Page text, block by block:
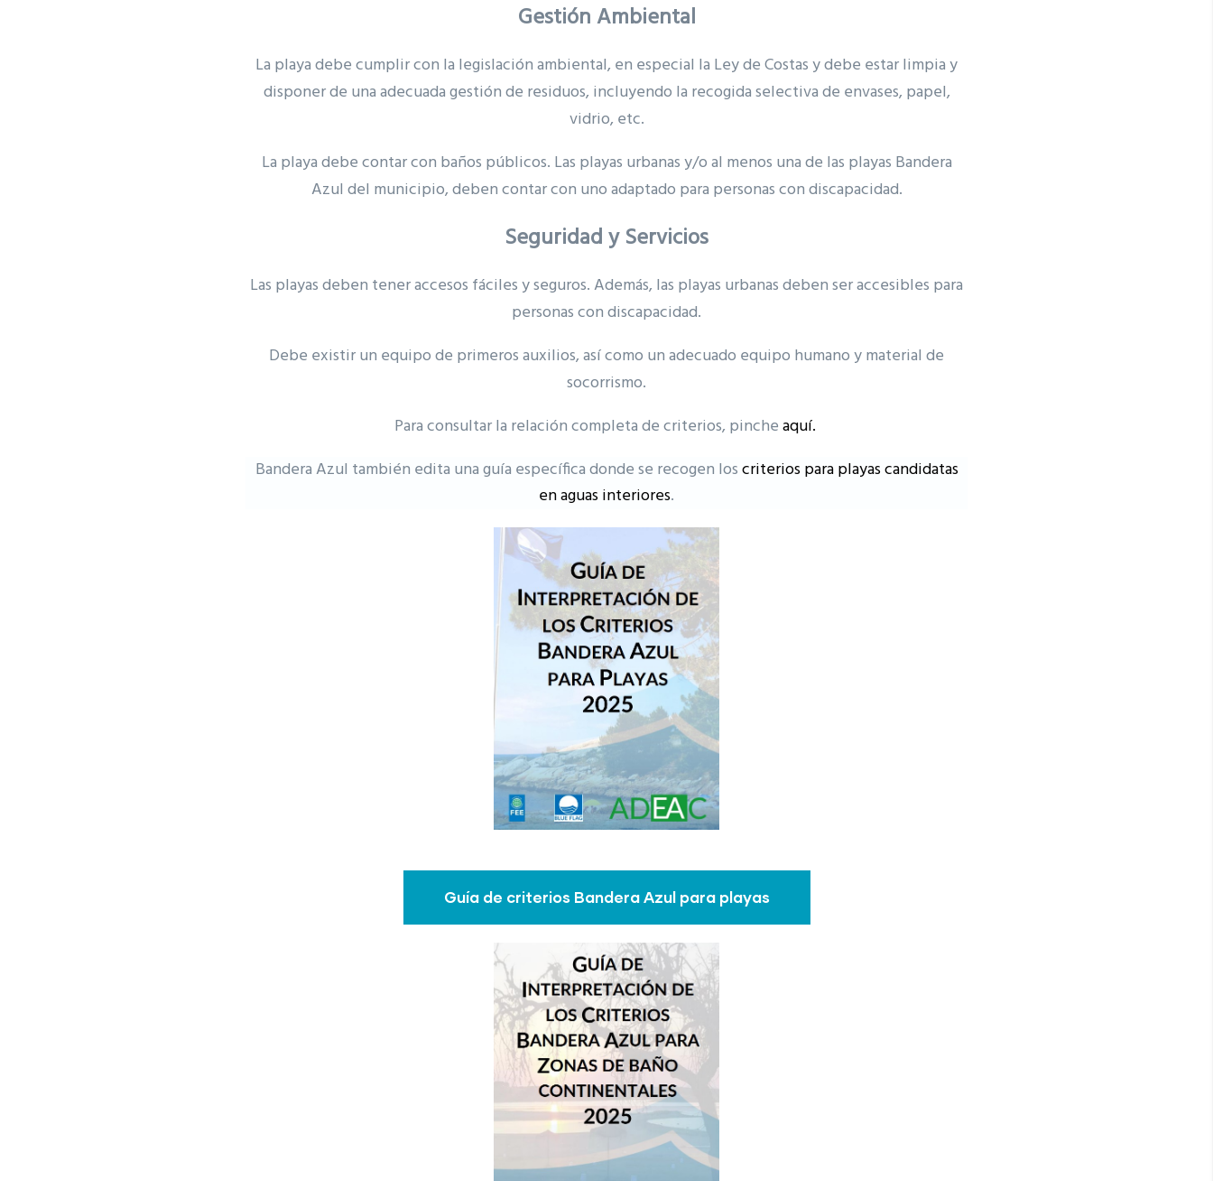
Gestión Ambiental
La playa debe cumplir con la legislación ambiental, en especial la Ley de Costas y debe estar limpia y
disponer de una adecuada gestión de residuos, incluyendo la recogida selectiva de envases, papel,
vidrio, etc.
La playa debe contar con baños públicos. Las playas urbanas y/o al menos una de las playas Bandera
Azul del municipio, deben contar con uno adaptado para personas con discapacidad.
Seguridad y Servicios
Las playas deben tener accesos fáciles y seguros. Además, las playas urbanas deben ser accesibles para
personas con discapacidad.
Debe existir un equipo de primeros auxilios, así como un adecuado equipo humano y material de
socorrismo.
Para consultar la relación completa de criterios, pincheaquí.
Bandera Azul también edita una guía específica donde se recogen loscriterios para playas candidatas
en aguas interiores.
Guía de criterios Bandera Azul para playas